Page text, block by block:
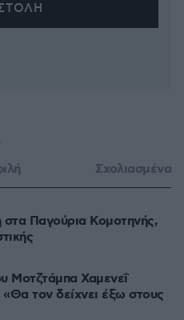
Σχολιασμένα
Παγούρια Κομοτηνής,
Μοτζτάμπα Χαμενεΐ
τον δείχνει έξω στους